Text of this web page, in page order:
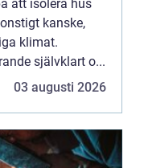
att isolera hus
kanske,
klimat.
självklart o...
03 augusti 2026